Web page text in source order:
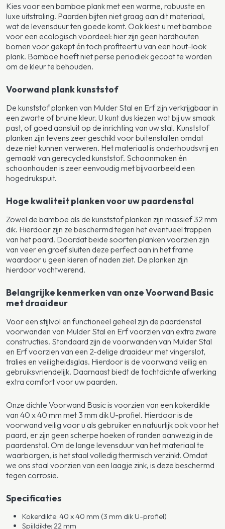
Kies voor een bamboe plank met een warme, robuuste en
luxe uitstraling. Paarden bijten niet graag aan dit materiaal,
wat de levensduur ten goede komt. Ook kiest u met bamboe
voor een ecologisch voordeel: hier zijn geen hardhouten
bomen voor gekapt én toch profiteert u van een hout-look
plank. Bamboe hoeft niet perse periodiek gecoat te worden
om de kleur te behouden.
Voorwand plank kunststof
De kunststof planken van Mulder Stal en Erf zijn verkrijgbaar in
een zwarte of bruine kleur. U kunt dus kiezen wat bij uw smaak
past, of goed aansluit op de inrichting van uw stal. Kunststof
planken zijn tevens zeer geschikt voor buitenstallen omdat
deze niet kunnen verweren. Het materiaal is onderhoudsvrij en
gemaakt van gerecycled kunststof. Schoonmaken én
schoonhouden is zeer eenvoudig met bijvoorbeeld een
hogedrukspuit.
Hoge kwaliteit planken voor uw paardenstal
Zowel de bamboe als de kunststof planken zijn massief 32 mm
dik. Hierdoor zijn ze beschermd tegen het eventueel trappen
van het paard. Doordat beide soorten planken voorzien zijn
van veer en groef sluiten deze perfect aan in het frame
waardoor u geen kieren of naden ziet. De planken zijn
hierdoor vochtwerend.
Belangrijke kenmerken van onze Voorwand Basic
met draaideur
Voor een stijlvol en functioneel geheel zijn de paardenstal
voorwanden van Mulder Stal en Erf voorzien van extra zware
constructies. Standaard zijn de voorwanden van Mulder Stal
en Erf voorzien van een 2-delige draaideur met vingerslot,
tralies en veiligheidsglas. Hierdoor is de voorwand veilig en
gebruiksvriendelijk. Daarnaast biedt de tochtdichte afwerking
extra comfort voor uw paarden.
Onze dichte Voorwand Basic is voorzien van een kokerdikte
van 40 x 40 mm met 3 mm dik U-profiel. Hierdoor is de
voorwand veilig voor u als gebruiker en natuurlijk ook voor het
paard, er zijn geen scherpe hoeken of randen aanwezig in de
paardenstal. Om de lange levensduur van het materiaal te
waarborgen, is het staal volledig thermisch verzinkt. Omdat
we ons staal voorzien van een laagje zink, is deze beschermd
tegen corrosie.
Specificaties
Kokerdikte: 40 x 40 mm (3 mm dik U-profiel)
Spijldikte: 22 mm